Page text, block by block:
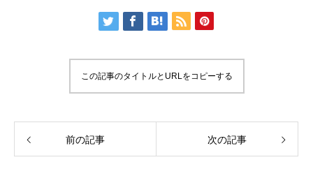
この記事のタイトルとURLをコピーする
前の記事 次の記事